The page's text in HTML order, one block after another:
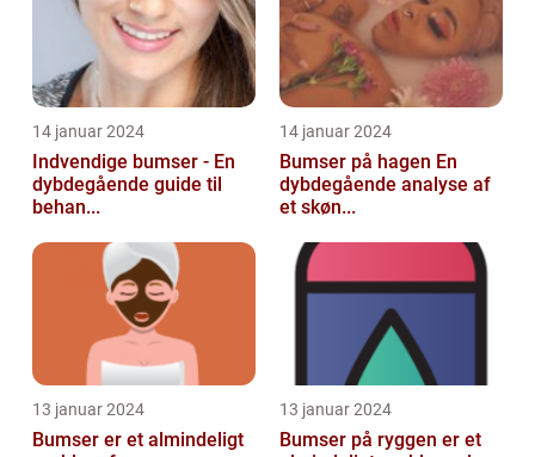
14 januar 2024
Indvendige bumser - En
dybdegående guide til
behan...
14 januar 2024
Bumser på hagen En
dybdegående analyse af
et skøn...
13 januar 2024
Bumser er et almindeligt
13 januar 2024
Bumser på ryggen er et